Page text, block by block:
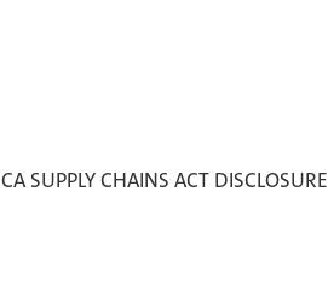
CA SUPPLY CHAINS ACT DISCLOSURE